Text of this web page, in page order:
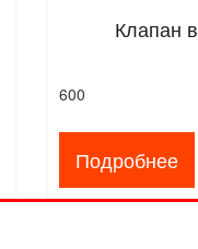
Клапан
600
Подробнее